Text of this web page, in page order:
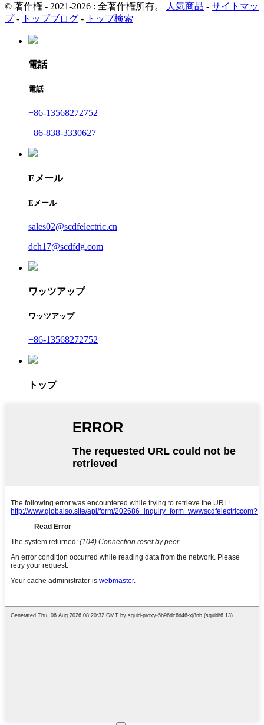
© 著作権 - 2021-2026 : 全著作権所有。 人気商品 - サイトマッ
プ- トップブログ - トップ検索
電話
電話
+86-13568272752
+86-838-3330627
Eメール
Eメール
sales02@scdfelectric.cn
dch17@scdfdg.com
ワッツアップ
ワッツアップ
+86-13568272752
トップ